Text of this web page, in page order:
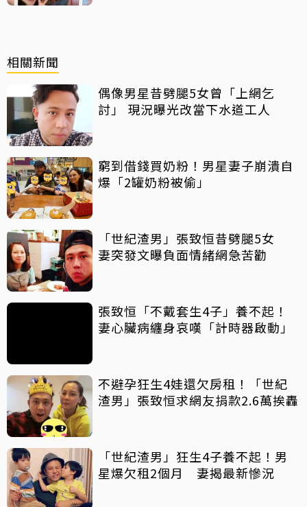
相關新聞
偶像男星昔劈腿5女曾「上網乞
討」 現況曝光改當下水道工人
窮到借錢買奶粉！男星妻子崩潰自
爆「2罐奶粉被偷」
「世紀渣男」張致恒昔劈腿5女
妻突發文曝負面情緒網急苦勸
張致恒「不戴套生4子」養不起！
妻心臟病纏身哀嘆「計時器啟動」
不避孕狂生4娃還欠房租！「世紀
渣男」張致恒求網友捐款2.6萬挨轟
「世紀渣男」狂生4子養不起！男
星爆欠租2個月 妻揭最新慘況